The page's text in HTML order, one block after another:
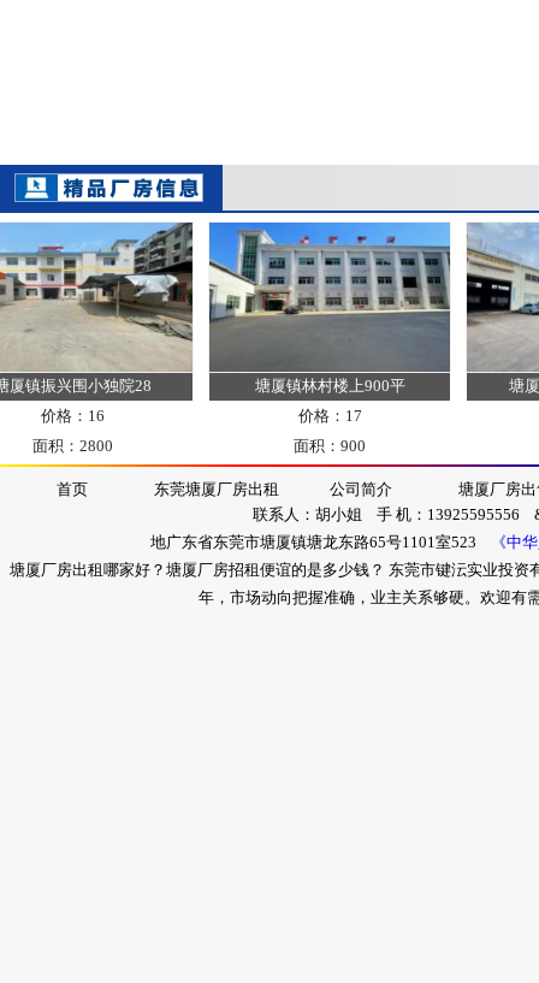
振兴围小独院28
价格：16
面积：2800
塘厦镇林村楼上900平
价格：17
面积：900
塘厦镇
首页 东莞塘厦厂房出租 公司简介
塘厦厂房
联系人：胡小姐 手 机：13925595556
地广东省东莞市塘厦镇塘龙东路65号1101室523
《中
塘厦厂房出租哪家好？塘厦厂房招租便谊的是多少钱？ 东莞市键沄实业投
年，市场动向把握准确，业主关系够硬。欢迎有